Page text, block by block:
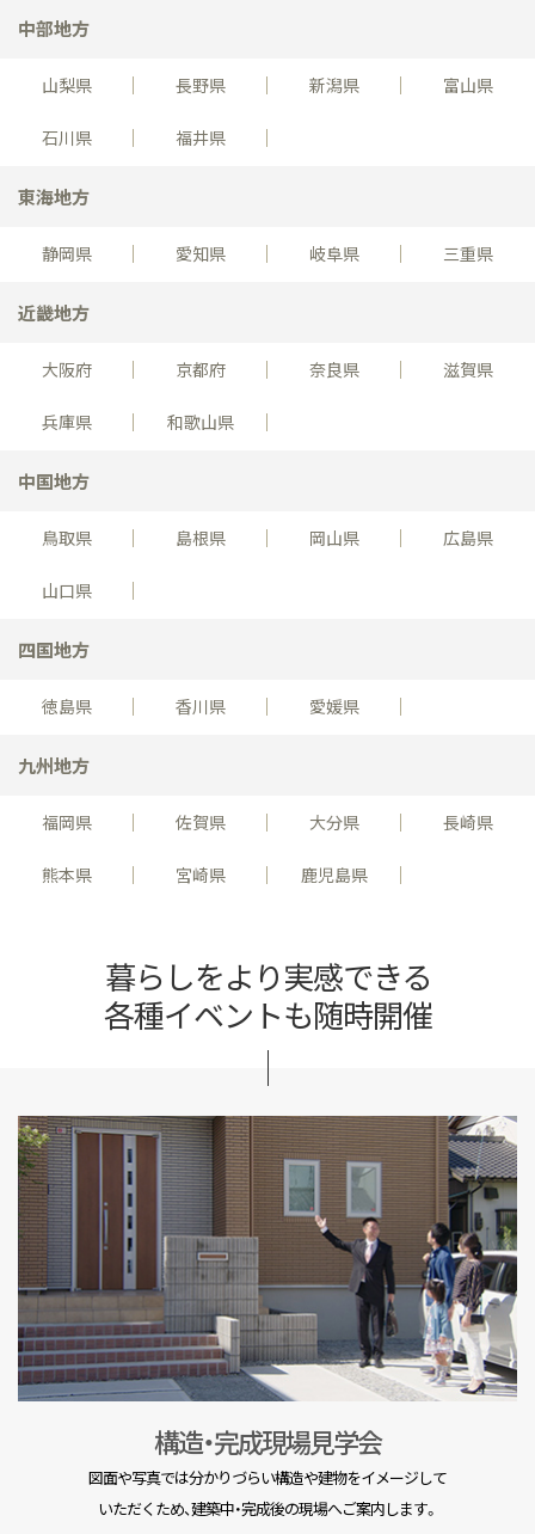
中部地方
山梨県 長野県 新潟県 富山県
石川県 福井県
東海地方
静岡県 愛知県 岐阜県 三重県
近畿地方
大阪府 京都府 奈良県 滋賀県
兵庫県 和歌山県
中国地方
鳥取県 島根県 岡山県 広島県
山口県
四国地方
徳島県 香川県 愛媛県
九州地方
福岡県 佐賀県 大分県 長崎県
熊本県 宮崎県 鹿児島県
暮らしをより実感できる
各種イベントも随時開催
構造・完成現場見学会
図面や写真では分かりづらい構造や建物をイメージして
いただくため、建築中・完成後の現場へご案内します。